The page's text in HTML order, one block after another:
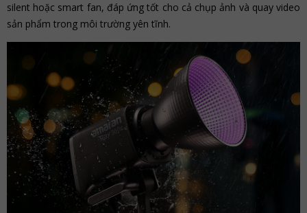
silent hoặc smart fan, đáp ứng tốt cho cả chụp ảnh và quay video
sản phẩm trong môi trường yên tĩnh.